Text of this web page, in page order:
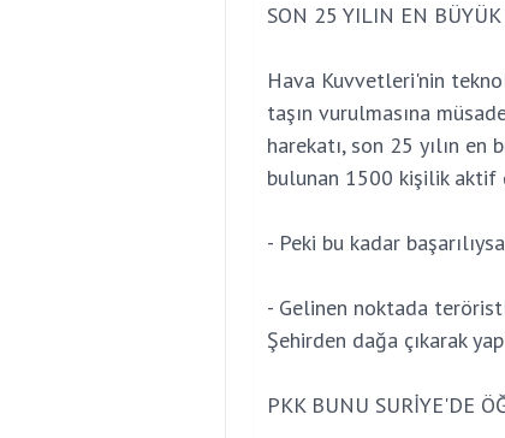
SON 25 YILIN EN
Hava Kuvvetleri'nin
taşın vurulmasına
harekatı, son 25 yılın en
bulunan 1500 kişilik
- Peki bu kadar
- Gelinen noktada
Şehirden dağa çıkarak
PKK BUNU SURİYE'DE